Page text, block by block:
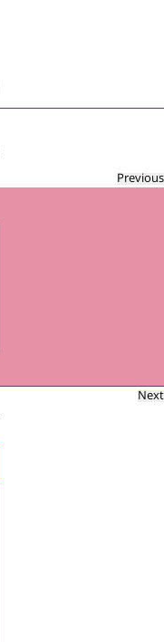
Previous
Next